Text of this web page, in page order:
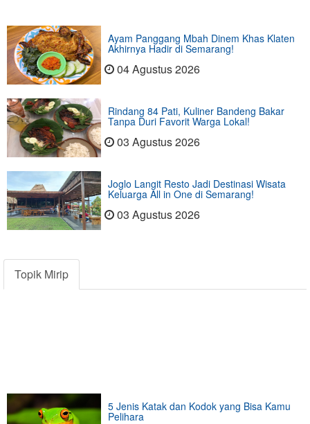
Ayam Panggang Mbah Dinem Khas Klaten
Akhirnya Hadir di Semarang!
04 Agustus 2026
Rindang 84 Pati, Kuliner Bandeng Bakar
Tanpa Duri Favorit Warga Lokal!
03 Agustus 2026
Joglo Langit Resto Jadi Destinasi Wisata
Keluarga All in One di Semarang!
03 Agustus 2026
Topik Mirip
5 Jenis Katak dan Kodok yang Bisa Kamu
Pelihara